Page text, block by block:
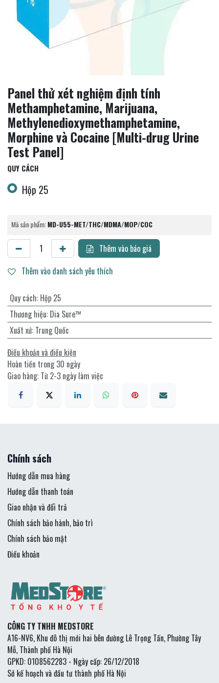
Panel thử xét nghiệm định tính
Methamphetamine, Marijuana,
Methylenedioxymethamphetamine,
Morphine và Cocaine [Multi-drug Urine
Test Panel]
QUY CÁCH
Hộp 25
Mã sản phẩm:MD-U55-MET/THC/MDMA/MOP/COC
Thêm vào báo giá
Thêm vào danh sách yêu thích
Quy cách: Hộp 25
Thương hiệu: Dia Sure™
Xuất xứ: Trung Quốc
Điều khoản và điều kiện
Hoàn tiền trong 30 ngày
Giao hàng: Từ 2-3 ngày làm việc
Chính sách
Hướng dẫn mua hàng
Hướng dẫn thanh toán
Giao nhận và đổi trả
Chính sách bảo hành, bảo trì
Chính sách bảo mật
Điều khoản
CÔNG TY TNHH MEDSTORE
A16-NV6, Khu đô thị mới hai bên đường Lê Trọng Tấn, Phường Tây
Mỗ, Thành phố Hà Nội
GPKD: 0108562283 - Ngày cấp: 26/12/2018
Sở kế hoạch và đầu tư thành phố Hà Nội